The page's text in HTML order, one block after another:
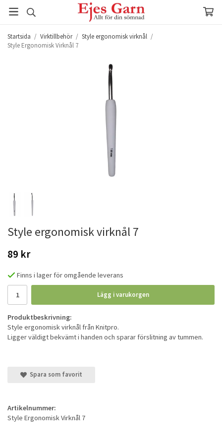
Startsida / Virktillbehör / Style ergonomisk virknål /
Style Ergonomisk Virknål 7
Style ergonomisk virknål 7
89 kr
Finns i lager för omgående leverans
Lägg i varukorgen
Produktbeskrivning:
Style ergonomisk virknål från Knitpro.
Ligger väldigt bekvämt i handen och sparar förslitning av tummen.
Spara som favorit
Artikelnummer:
Style Ergonomisk Virknål 7